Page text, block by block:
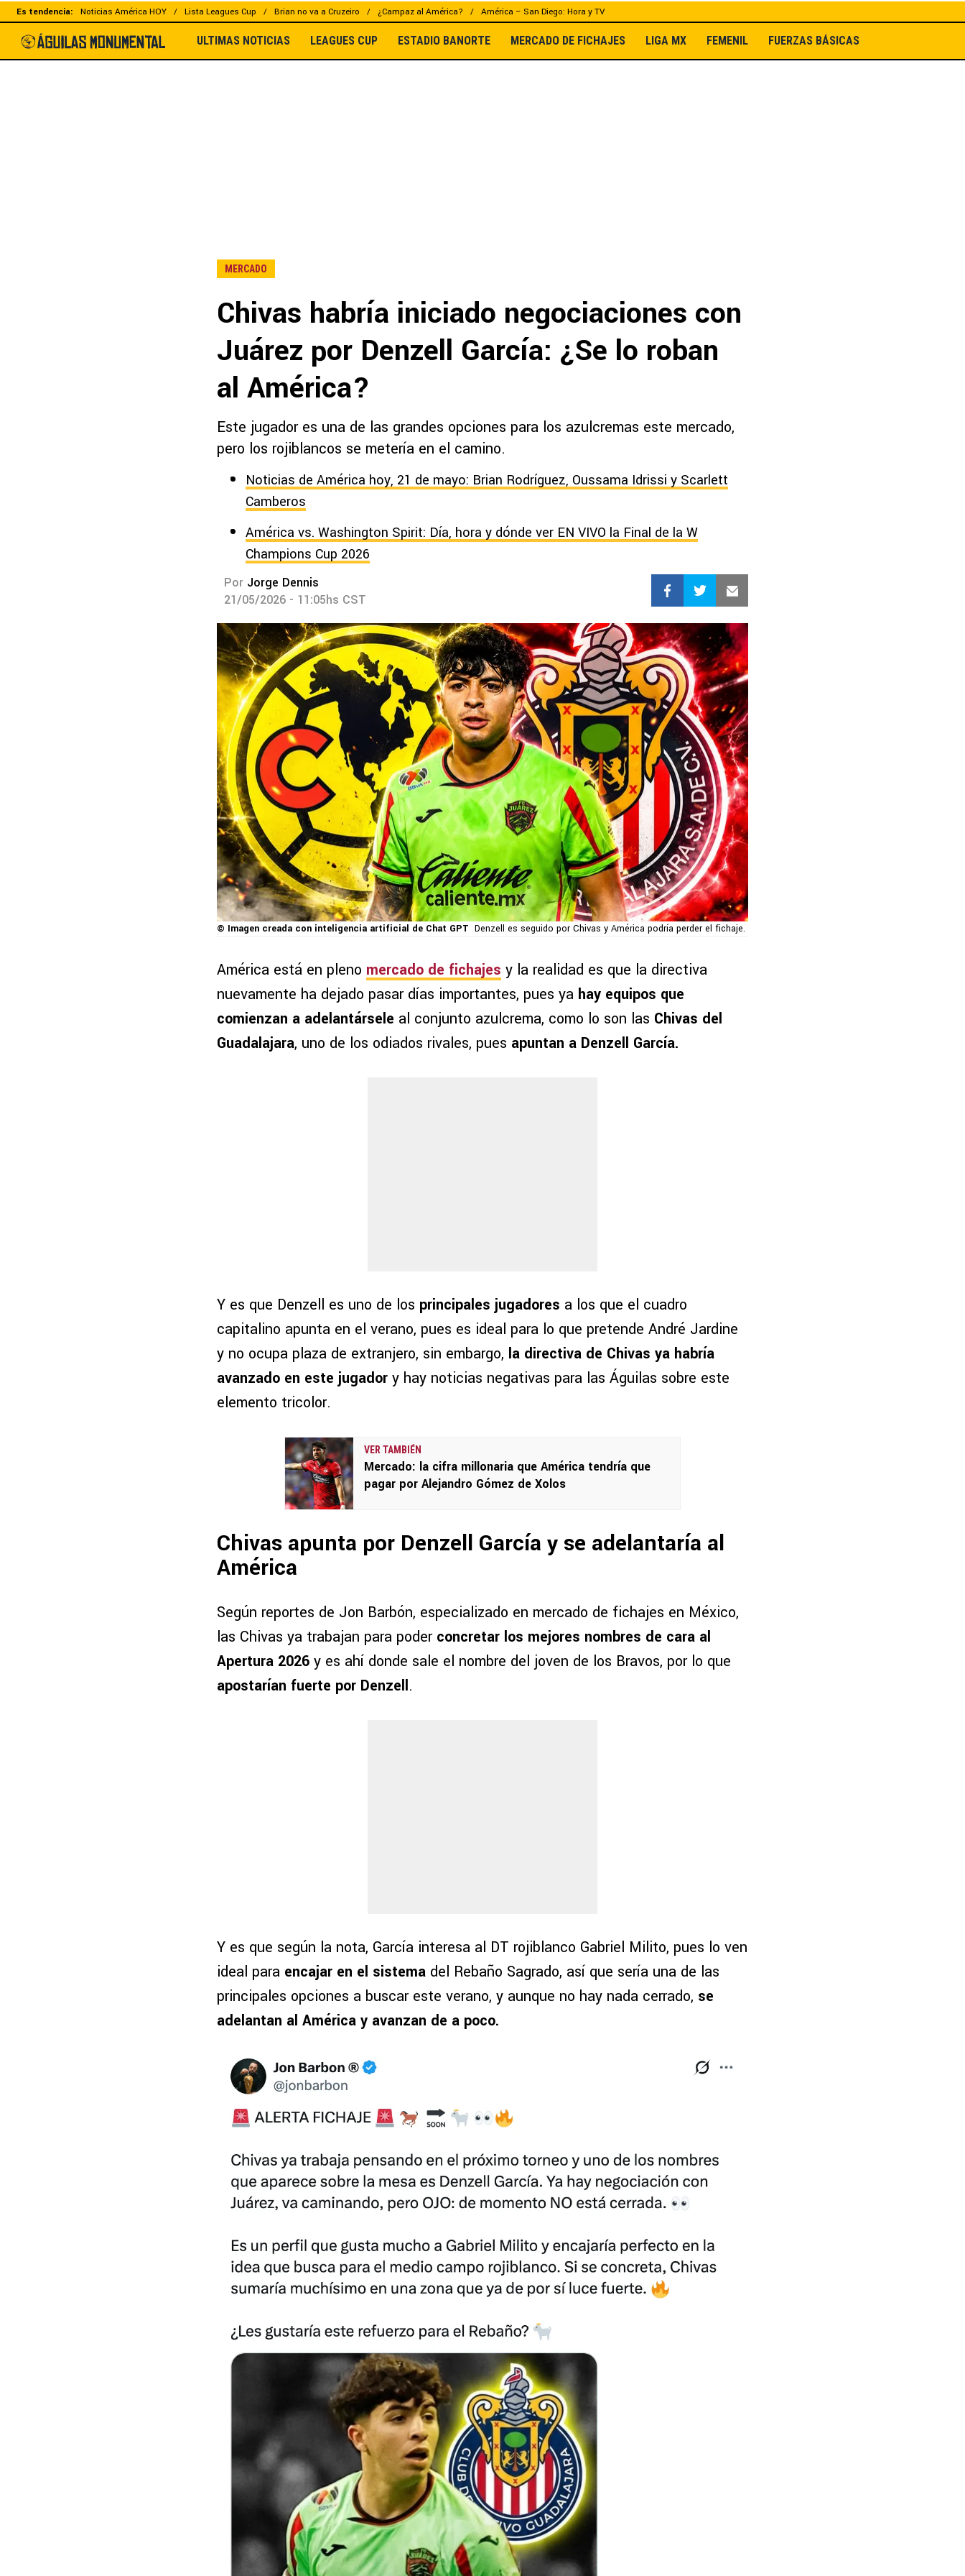
Es tendencia: Noticias América HOY Lista Leagues Cup Brian no va a Cruzeiro ¿Campaz al América? América – San Diego: Hora y TV
ULTIMAS NOTICIAS LEAGUES CUP ESTADIO BANORTE MERCADO DE FICHAJES LIGA MX FEMENIL FUERZAS BÁSICAS
MERCADO
Chivas habría iniciado negociaciones con
Juárez por Denzell García: ¿Se lo roban
al América?
Este jugador es una de las grandes opciones para los azulcremas este mercado,
pero los rojiblancos se metería en el camino.
Noticias de América hoy, 21 de mayo: Brian Rodríguez, Oussama Idrissi y Scarlett
Camberos
América vs. Washington Spirit: Día, hora y dónde ver EN VIVO la Final de la W
Champions Cup 2026
Por Jorge Dennis
21/05/2026 - 11:05hs CST
© Imagen creada con inteligencia artificial de Chat GPT Denzell es seguido por Chivas y América podría perder el fichaje.
América está en pleno mercado de fichajes y la realidad es que la directiva
nuevamente ha dejado pasar días importantes, pues ya hay equipos que
comienzan a adelantársele al conjunto azulcrema, como lo son las Chivas del
Guadalajara, uno de los odiados rivales, pues apuntan a Denzell García.
Y es que Denzell es uno de los principales jugadores a los que el cuadro
capitalino apunta en el verano, pues es ideal para lo que pretende André Jardine
y no ocupa plaza de extranjero, sin embargo, la directiva de Chivas ya habría
avanzado en este jugador y hay noticias negativas para las Águilas sobre este
elemento tricolor.
VER TAMBIÉN
Mercado: la cifra millonaria que América tendría que
pagar por Alejandro Gómez de Xolos
Chivas apunta por Denzell García y se adelantaría al
América
Según reportes de Jon Barbón, especializado en mercado de fichajes en México,
las Chivas ya trabajan para poder concretar los mejores nombres de cara al
Apertura 2026 y es ahí donde sale el nombre del joven de los Bravos, por lo que
apostarían fuerte por Denzell.
Y es que según la nota, García interesa al DT rojiblanco Gabriel Milito, pues lo ven
ideal para encajar en el sistema del Rebaño Sagrado, así que sería una de las
principales opciones a buscar este verano, y aunque no hay nada cerrado, se
adelantan al América y avanzan de a poco.